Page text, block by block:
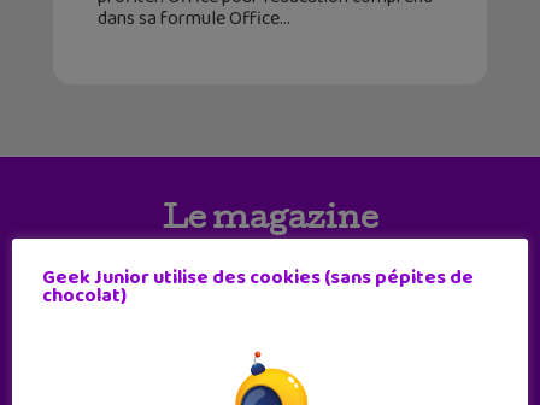
dans sa formule Office
Le magazine
Geek Junior utilise des cookies (sans pépites de
chocolat)